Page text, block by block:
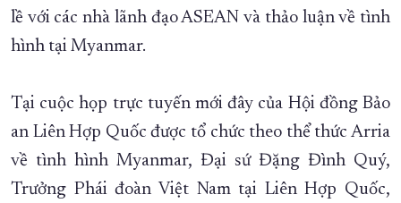
lề với các nhà lãnh đạo ASEAN và thảo luận về tình
hình tại Myanmar.
Tại cuộc họp trực tuyến mới đây của Hội đồng Bảo
an Liên Hợp Quốc được tổ chức theo thể thức Arria
về tình hình Myanmar, Đại sứ Đặng Đình Quý,
Trưởng Phái đoàn Việt Nam tại Liên Hợp Quốc,